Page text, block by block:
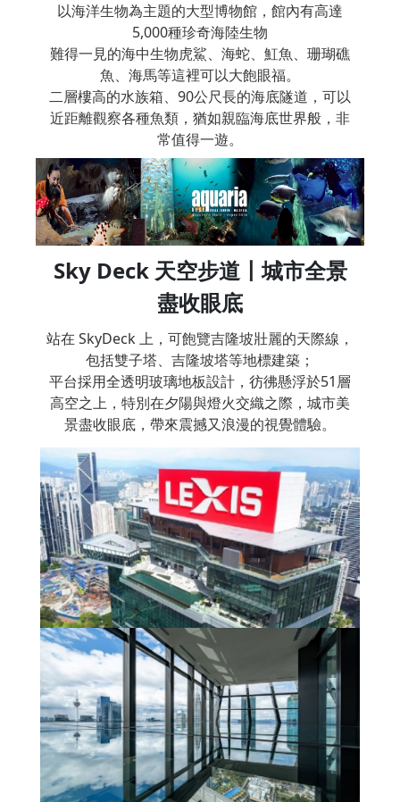
以海洋生物為主題的大型博物館，館內有高達
5,000種珍奇海陸生物
難得一見的海中生物虎鯊、海蛇、魟魚、珊瑚礁
魚、海馬等這裡可以大飽眼福。
二層樓高的水族箱、90公尺長的海底隧道，可以
近距離觀察各種魚類，猶如親臨海底世界般，非
常值得一遊。
Sky Deck 天空步道〡城市全景
盡收眼底
站在 SkyDeck 上，可飽覽吉隆坡壯麗的天際線，
包括雙子塔、吉隆坡塔等地標建築；
平台採用全透明玻璃地板設計，彷彿懸浮於51層
高空之上，特別在夕陽與燈火交織之際，城市美
景盡收眼底，帶來震撼又浪漫的視覺體驗。